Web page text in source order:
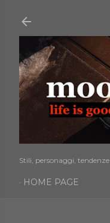
Stili, personaggi, tendenze
HOME PAGE